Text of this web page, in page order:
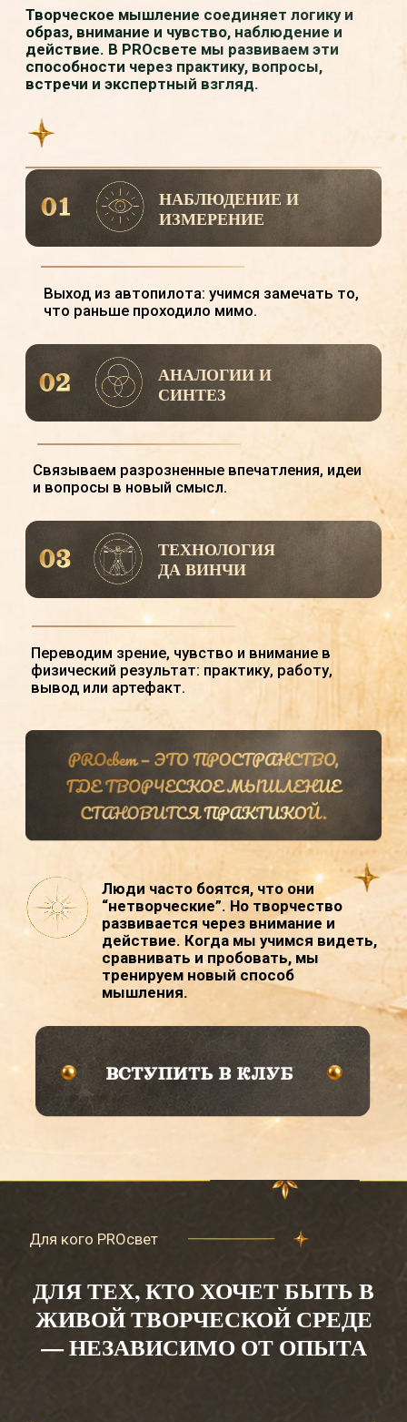
ЖИВОЙ ТВОРЧЕСКОЙ СРЕДЕ
— НЕЗАВИСИМО ОТ ОПЫТА
сейчас: вдохновение, практику, общение,
дальнейшего движения.
интересуется творчеством, и тем, кто уже
занимается живописью, учится в Академии
Здесь можно входить со своей точки:
наблюдать, пробовать, задавать вопросы,
получать ориентиры и постепенно развивать
творческий взгляд.
ОДНА СРЕДА — РАЗНЫЕ
УРОВНИ ГЛУБИНЫ.
ЗДЕСЬ ИДЕЯ СТАНОВИТСЯ НЕ
ПРОСТО ВДОХНОВЕНИЕМ, А ВАШИМ
ЛИЧНЫМ ОПЫТОМ.
творческое мышление;
чувствуете интерес к искусству, красоте,
свету и смыслу;
творчество и развитие;
хотите получать экспертные ориентиры и
хотите начать с малого, вернуться к
творчеству или углубить практику.
Каждый месяц в PROсвете — это понятный
вопросы, общаетесь в творческой среде,
получаете экспертный взгляд и собираете
личный результат.